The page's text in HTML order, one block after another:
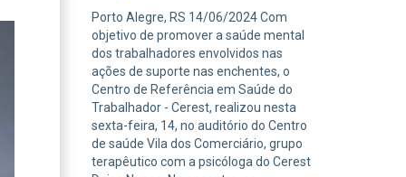
Porto Alegre, RS 14/06/2024 Com
objetivo de promover a saúde mental
dos trabalhadores envolvidos nas
ações de suporte nas enchentes, o
Centro de Referência em Saúde do
Trabalhador - Cerest, realizou nesta
sexta-feira, 14, no auditório do Centro
de saúde Vila dos Comerciário, grupo
terapêutico com a psicóloga do Cerest